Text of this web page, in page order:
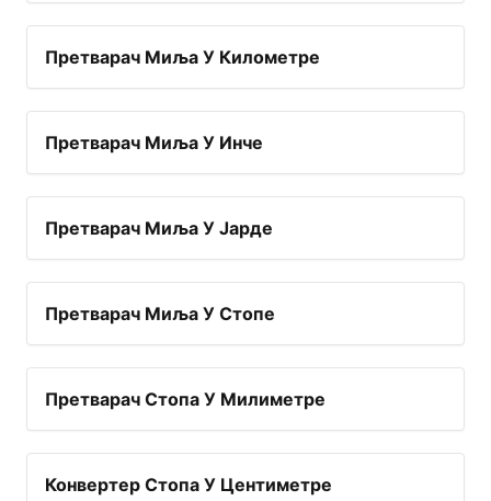
Претварач Миља У Километре
Претварач Миља У Инче
Претварач Миља У Јарде
Претварач Миља У Стопе
Претварач Стопа У Милиметре
Конвертер Стопа У Центиметре